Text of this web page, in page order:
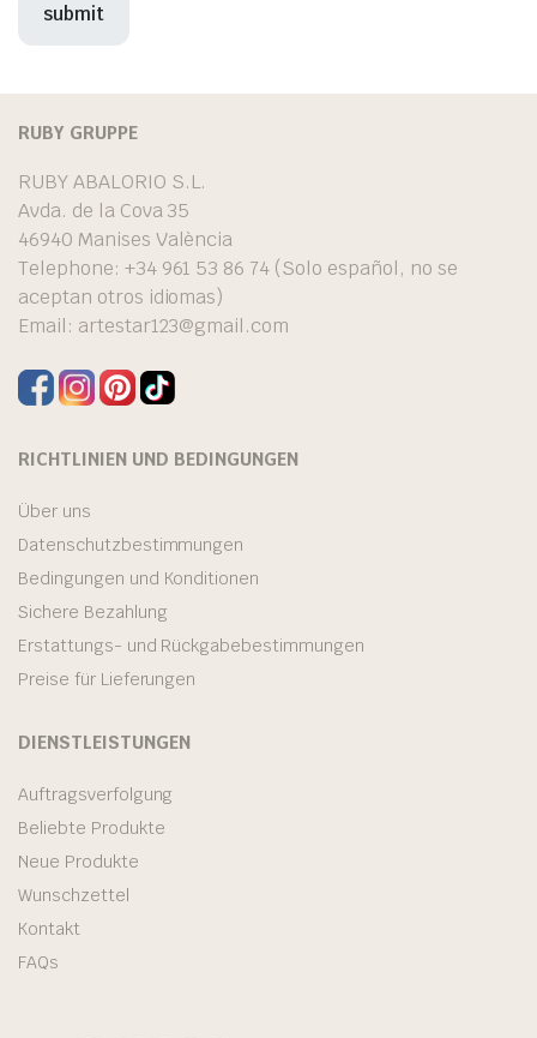
RUBY GRUPPE
RUBY ABALORIO S.L.
Avda. de la Cova 35
46940 Manises València
Telephone: +34 961 53 86 74 (Solo español, no se
aceptan otros idiomas)
Email: artestar123@gmail.com
RICHTLINIEN UND BEDINGUNGEN
Über uns
Datenschutzbestimmungen
Bedingungen und Konditionen
Sichere Bezahlung
Erstattungs- und Rückgabebestimmungen
Preise für Lieferungen
DIENSTLEISTUNGEN
Auftragsverfolgung
Beliebte Produkte
Neue Produkte
Wunschzettel
Kontakt
FAQs